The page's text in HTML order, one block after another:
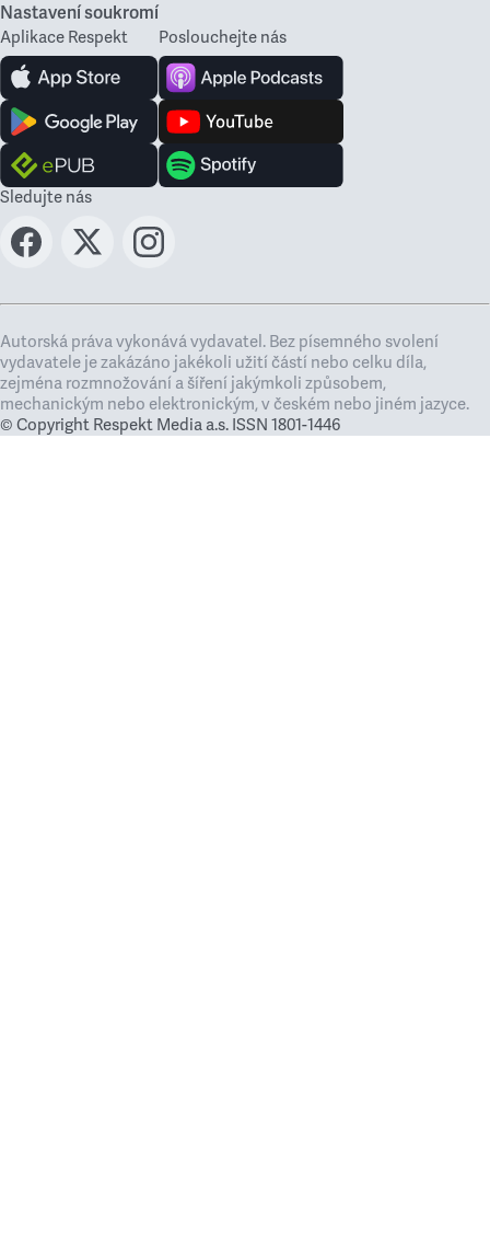
Nastavení soukromí
Aplikace Respekt Poslouchejte nás
Sledujte nás
Autorská práva vykonává vydavatel. Bez písemného svolení
vydavatele je zakázáno jakékoli užití částí nebo celku díla,
zejména rozmnožování a šíření jakýmkoli způsobem,
mechanickým nebo elektronickým, v českém nebo jiném jazyce.
© Copyright Respekt Media a.s. ISSN 1801-1446